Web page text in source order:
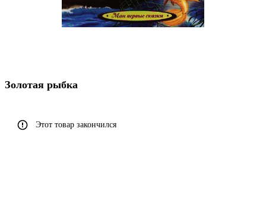
Золотая рыбка
Этот товар закончился